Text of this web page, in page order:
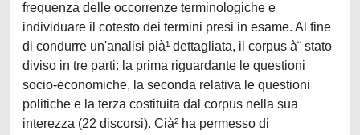
frequenza delle occorrenze terminologiche e
individuare il cotesto dei termini presi in esame. Al fine
di condurre un'analisi pià¹ dettagliata, il corpus à¨ stato
diviso in tre parti: la prima riguardante le questioni
socio-economiche, la seconda relativa le questioni
politiche e la terza costituita dal corpus nella sua
interezza (22 discorsi). Cià² ha permesso di